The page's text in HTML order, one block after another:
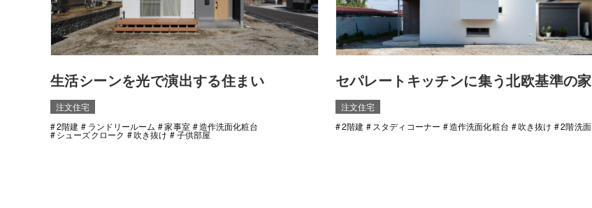
生活シーンを光で演出する住まい
注文住宅
2階建
ランドリールーム 家事室 造作洗面化粧台
シューズクローク 吹き抜け 子供部屋
セパレートキッチンに集う北欧基準の家
注文住宅
2階建
スタディコーナー 造作洗面化粧台 吹き抜け 2階洗面